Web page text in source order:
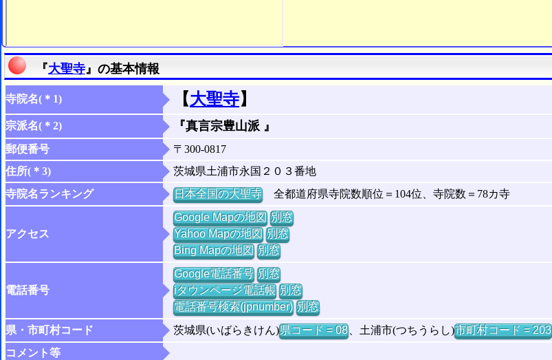
『大聖寺』の基本情報
寺院名(＊1) 【大聖寺】
宗派名(＊2) 『真言宗豊山派 』
郵便番号
〒300-0817
住所(＊3)
茨城県土浦市永国２０３番地
寺院名ランキング
日本全国の大聖寺全都道府県寺院数順位＝104位、寺院数＝78カ寺
アクセス
Google Mapの地図 別窓
Yahoo Mapの地図 別窓
Bing Mapの地図 別窓
電話番号
Google電話番号 別窓
iタウンページ電話帳 別窓
電話番号検索(jpnumber) 別窓
県・市町村コード
茨城県(いばらきけん)県コード = 08、土浦市(つちうらし)市町村コード = 203
コメント等